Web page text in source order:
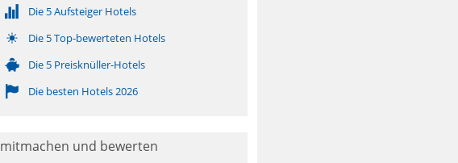
Die 5 Aufsteiger Hotels
Die 5 Top-bewerteten Hotels
Die 5 Preisknüller-Hotels
Die besten Hotels 2026
mitmachen und bewerten